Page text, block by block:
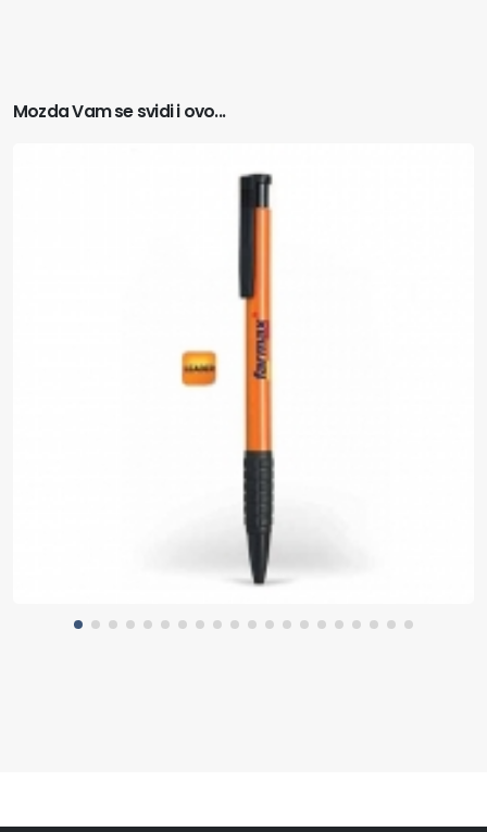
Mozda Vam se svidi i ovo...